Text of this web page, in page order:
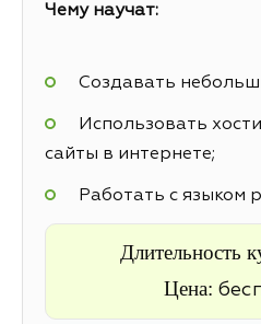
Чему научат:
Создавать
Использовать
сайты в интернете;
Работать с языком
Длительность
Цена: